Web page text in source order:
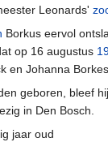
Leonards'
Borkus eervol
op 16 augustus
en Johanna
geboren, bleef
in Den Bosch.
jaar oud